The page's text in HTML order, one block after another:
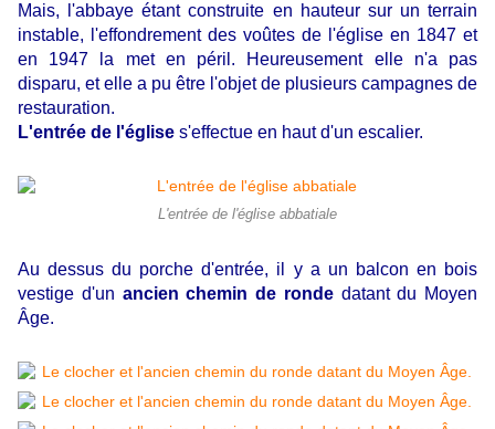
Mais, l'abbaye étant construite en hauteur sur un terrain
instable, l'effondrement des voûtes de l'église en 1847 et
en 1947 la met en péril. Heureusement elle n'a pas
disparu, et elle a pu être l'objet de plusieurs campagnes de
restauration.
L'entrée de l'église s'effectue en haut d'un escalier.
L'entrée de l'église abbatiale
Au dessus du porche d'entrée, il y a un balcon en bois
vestige d'un ancien chemin de rondedatant du Moyen
Âge.